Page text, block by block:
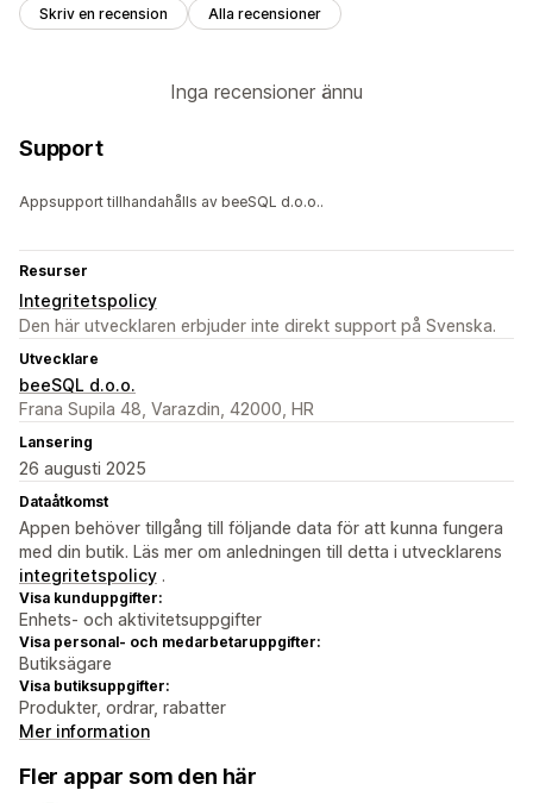
Skriv en recension Alla recensioner
Inga recensioner ännu
Support
Appsupport tillhandahålls av beeSQL d.o.o..
Resurser
Integritetspolicy
Den här utvecklaren erbjuder inte direkt support på Svenska.
Utvecklare
beeSQL d.o.o.
Frana Supila 48, Varazdin, 42000, HR
Lansering
26 augusti 2025
Dataåtkomst
Appen behöver tillgång till följande data för att kunna fungera
med din butik. Läs mer om anledningen till detta i utvecklarens
integritetspolicy .
Visa kunduppgifter:
Enhets- och aktivitetsuppgifter
Visa personal- och medarbetaruppgifter:
Butiksägare
Visa butiksuppgifter:
Produkter, ordrar, rabatter
Mer information
Fler appar som den här